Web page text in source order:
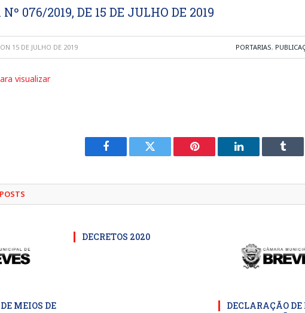
076/2019, DE 15 DE JULHO DE 2019
ON 15 DE JULHO DE 2019 PORTARIAS,
visualizar
Facebook Twitter Pinterest LinkedIn
POSTS
MEIOS DE
DECRETOS 2020
DECLARAÇÃO DE